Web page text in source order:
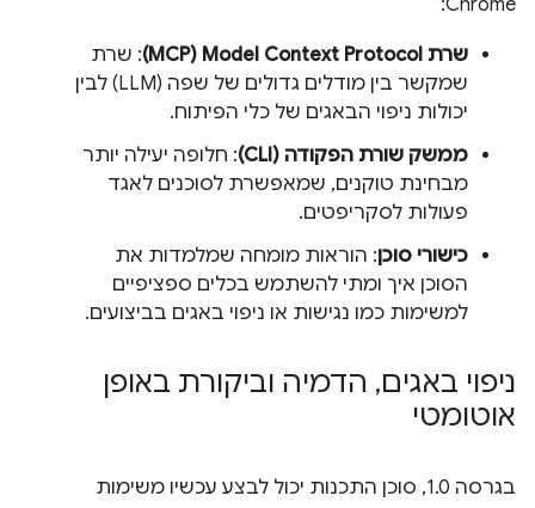
Chrome:
שרת Model Context Protocol‏ (MCP)
: שרת
שמקשר בין מודלים גדולים של שפה (LLM) לבין
יכולות ניפוי הבאגים של כלי הפיתוח.
ממשק שורת הפקודה (CLI)
: חלופה יעילה יותר
מבחינת טוקנים, שמאפשרת לסוכנים לאגד
פעולות לסקריפטים.
כישורי סוכן: הוראות מומחה שמלמדות את
הסוכן איך ומתי להשתמש בכלים ספציפיים
למשימות כמו נגישות או ניפוי באגים בביצועים.
ניפוי באגים, הדמיה וביקורת באופן
אוטומטי
בגרסה 1.0, סוכן התכנות יכול לבצע עכשיו משימות